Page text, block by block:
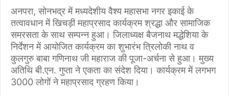
अनपरा, सोनभद्र में मध्यदेशीय वैश्य महासभा नगर इकाई के
तत्वावधान में खिचड़ी महाप्रसाद कार्यक्रम श्रद्धा और सामाजिक
समरसता के साथ सम्पन्न हुआ। जिलाध्यक्ष बैजनाथ मद्धेशिया के
निर्देशन में आयोजित कार्यक्रम का शुभारंभ त्रिलोकी नाथ व
कुलगुरु बाबा गणिनाथ जी महाराज की पूजा-अर्चना से हुआ। मुख्य
अतिथि बी.एन. गुप्ता ने एकता का संदेश दिया। कार्यक्रम में लगभग
3000 लोगों ने महाप्रसाद ग्रहण किया।